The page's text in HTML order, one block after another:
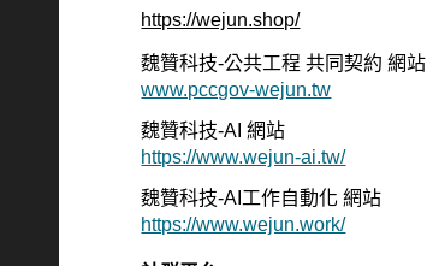
https://wejun.shop/
魏贊科技-公共工程 共同契約 網站
www.pccgov-wejun.tw
魏贊科技-AI 網站
https://www.wejun-ai.tw/
魏贊科技-AI工作自動化 網站
https://www.wejun.work/